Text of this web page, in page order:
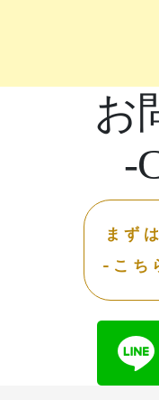
お
-
まず
-こち